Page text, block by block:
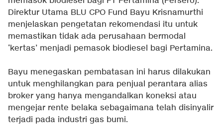
Direktur Utama BLU CPO Fund Bayu Krisnamurthi
menjelaskan pengetatan rekomendasi itu untuk
memastikan tidak ada perusahaan bermodal
‘kertas’ menjadi pemasok biodiesel bagi Pertamina.
Bayu menegaskan pembatasan ini harus dilakukan
untuk menghilangkan para penjual perantara alias
broker yang hanya mengandalkan koneksi atau
mengejar rente belaka sebagaimana telah disinyalir
terjadi pada industri gas bumi.